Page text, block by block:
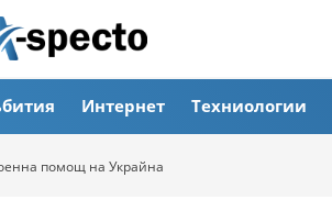
Интернет Техниологии
помощ на Украйна